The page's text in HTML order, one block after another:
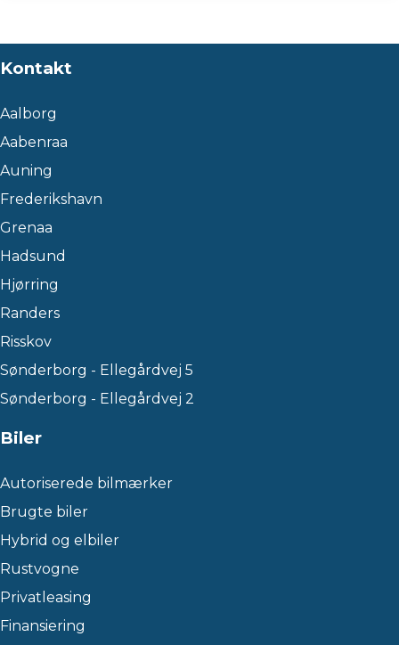
Kontakt
Aalborg
Aabenraa
Auning
Frederikshavn
Grenaa
Hadsund
Hjørring
Randers
Risskov
Sønderborg - Ellegårdvej 5
Sønderborg - Ellegårdvej 2
Biler
Autoriserede bilmærker
Brugte biler
Hybrid og elbiler
Rustvogne
Privatleasing
Finansiering